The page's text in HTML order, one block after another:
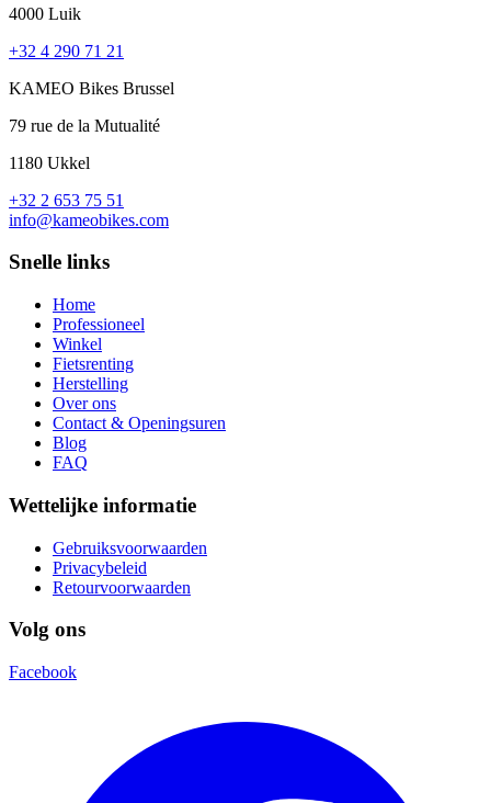
4000 Luik
+32 4 290 71 21
KAMEO Bikes Brussel
79 rue de la Mutualité
1180 Ukkel
+32 2 653 75 51
info@kameobikes.com
Snelle links
Home
Professioneel
Winkel
Fietsrenting
Herstelling
Over ons
Contact & Openingsuren
Blog
FAQ
Wettelijke informatie
Gebruiksvoorwaarden
Privacybeleid
Retourvoorwaarden
Volg ons
Facebook